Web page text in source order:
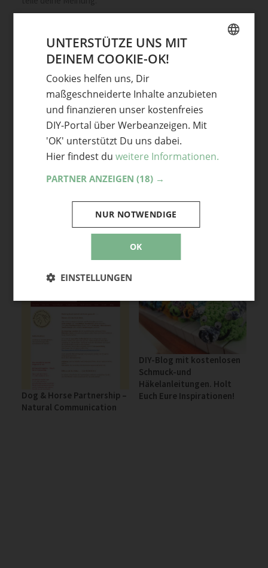
Mehr Kreativblogs
Atelier Waldfee…einfach
Handgemachtes &
Einzigartiges
Dog & Horse Partnership –
Natural Communication
DIY-Blog mit kostenlosen
Schmuck-und
Häkelanleitungen. Holt
Euch Eure Inspirationen!
UNTERSTÜTZE UNS MIT
DEINEM COOKIE-OK!
Cookies helfen uns, Dir
maßgeschneiderte Inhalte anzubieten
und finanzieren unser kostenfreies
DIY-Portal über Werbeanzeigen. Mit
'OK' unterstützt Du uns dabei.
Hier findest du weitere Informationen.
PARTNER ANZEIGEN (18) →
OK
NUR NOTWENDIGE
EINSTELLUNGEN